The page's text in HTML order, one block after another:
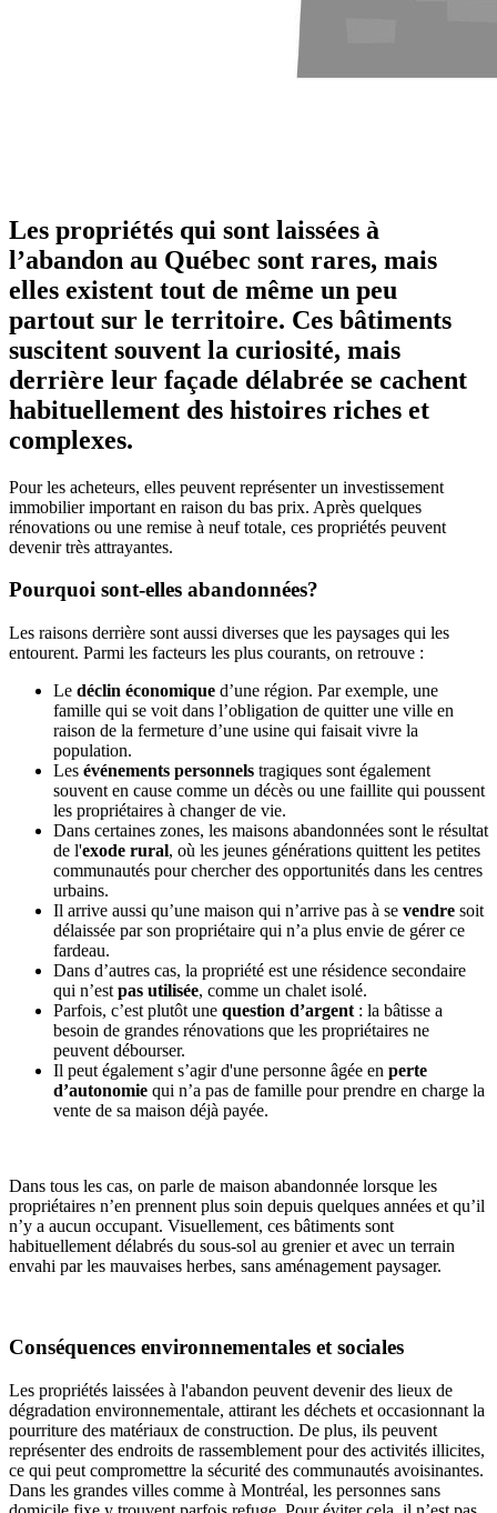
Les propriétés qui sont laissées à
l’abandon au Québec sont rares, mais
elles existent tout de même un peu
partout sur le territoire. Ces bâtiments
suscitent souvent la curiosité, mais
derrière leur façade délabrée se cachent
habituellement des histoires riches et
complexes.
Pour les acheteurs, elles peuvent représenter un investissement
immobilier important en raison du bas prix. Après quelques
rénovations ou une remise à neuf totale, ces propriétés peuvent
devenir très attrayantes.
Pourquoi sont-elles abandonnées?
Les raisons derrière sont aussi diverses que les paysages qui les
entourent. Parmi les facteurs les plus courants, on retrouve :
Le déclin économique d’une région. Par exemple, une
famille qui se voit dans l’obligation de quitter une ville en
raison de la fermeture d’une usine qui faisait vivre la
population.
Les événements personnels tragiques sont également
souvent en cause comme un décès ou une faillite qui poussent
les propriétaires à changer de vie.
Dans certaines zones, les maisons abandonnées sont le résultat
de l'exode rural, où les jeunes générations quittent les petites
communautés pour chercher des opportunités dans les centres
urbains.
Il arrive aussi qu’une maison qui n’arrive pas à se vendre soit
délaissée par son propriétaire qui n’a plus envie de gérer ce
fardeau.
Dans d’autres cas, la propriété est une résidence secondaire
qui n’est pas utilisée, comme un chalet isolé.
Parfois, c’est plutôt une question d’argent : la bâtisse a
besoin de grandes rénovations que les propriétaires ne
peuvent débourser.
Il peut également s’agir d'une personne âgée en perte
d’autonomie qui n’a pas de famille pour prendre en charge la
vente de sa maison déjà payée.
Dans tous les cas, on parle de maison abandonnée lorsque les
propriétaires n’en prennent plus soin depuis quelques années et qu’il
n’y a aucun occupant. Visuellement, ces bâtiments sont
habituellement délabrés du sous-sol au grenier et avec un terrain
envahi par les mauvaises herbes, sans aménagement paysager.
Conséquences environnementales et sociales
Les propriétés laissées à l'abandon peuvent devenir des lieux de
dégradation environnementale, attirant les déchets et occasionnant la
pourriture des matériaux de construction. De plus, ils peuvent
représenter des endroits de rassemblement pour des activités illicites,
ce qui peut compromettre la sécurité des communautés avoisinantes.
Dans les grandes villes comme à Montréal, les personnes sans